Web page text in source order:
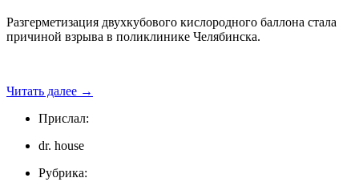
Разгерметизация двухкубового кислородного баллона стала
причиной взрыва в поликлинике Челябинска.
Читать далее →
Прислал:
dr. house
Рубрика: